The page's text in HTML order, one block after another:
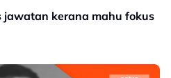
jawatan kerana mahu fokus